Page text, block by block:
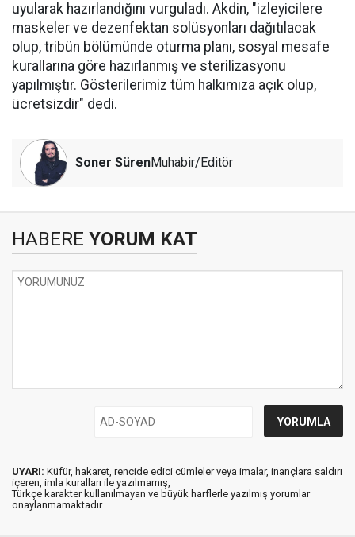
uyularak hazırlandığını vurguladı. Akdin, "izleyicilere
maskeler ve dezenfektan solüsyonları dağıtılacak
olup, tribün bölümünde oturma planı, sosyal mesafe
kurallarına göre hazırlanmış ve sterilizasyonu
yapılmıştır. Gösterilerimiz tüm halkımıza açık olup,
ücretsizdir" dedi.
Soner SürenMuhabir/Editör
HABERE YORUM KAT
UYARI: Küfür, hakaret, rencide edici cümleler veya imalar, inançlara saldırı
içeren, imla kuralları ile yazılmamış,
Türkçe karakter kullanılmayan ve büyük harflerle yazılmış yorumlar
onaylanmamaktadır.